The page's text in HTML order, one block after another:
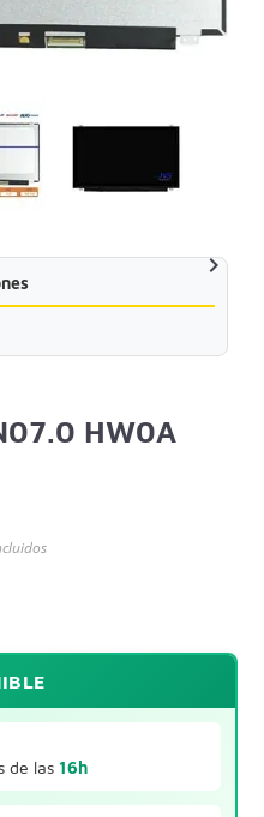

HW0A
de las 16h